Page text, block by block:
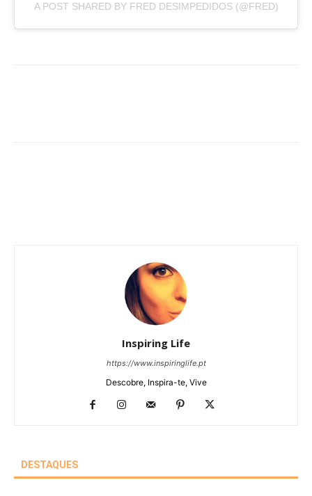
A POST SHARED BY FRED DESIMPEDIDOS (@FRED)
Inspiring Life
https://www.inspiringlife.pt
Descobre, Inspira-te, Vive
DESTAQUES